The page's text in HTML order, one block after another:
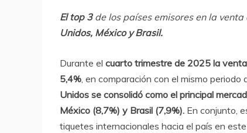
El top 3de los países emisores en la
Unidos, México y Brasil.
Durante el cuarto trimestre de 2025 la
5,4%, en comparación con el mismo
Unidos se consolidó como el principal
México (8,7%) y Brasil (7,9%). En conjunto,
tiquetes internacionales hacia el país en